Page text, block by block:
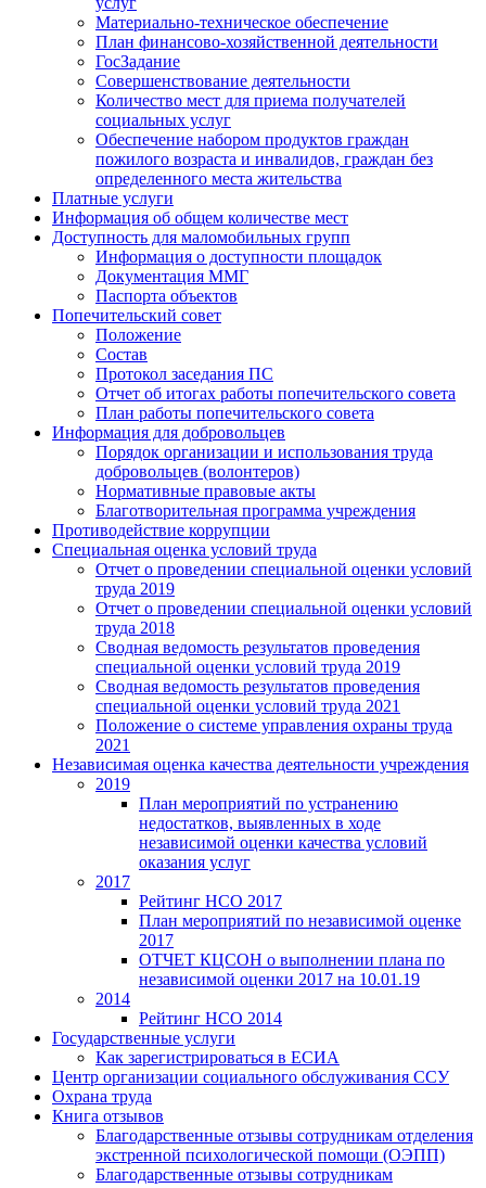
Материально-техническое обеспечение
План финансово-хозяйственной деятельности
ГосЗадание
Совершенствование деятельности
Количество мест для приема получателей
социальных услуг
Обеспечение набором продуктов граждан
пожилого возраста и инвалидов, граждан без
определенного места жительства
Платные услуги
Информация об общем количестве мест
Доступность для маломобильных групп
Информация о доступности площадок
Документация ММГ
Паспорта объектов
Попечительский совет
Положение
Состав
Протокол заседания ПС
Отчет об итогах работы попечительского совета
План работы попечительского совета
Информация для добровольцев
Порядок организации и использования труда
добровольцев (волонтеров)
Нормативные правовые акты
Благотворительная программа учреждения
Противодействие коррупции
Специальная оценка условий труда
Отчет о проведении специальной оценки условий
труда 2019
Отчет о проведении специальной оценки условий
труда 2018
Сводная ведомость результатов проведения
специальной оценки условий труда 2019
Сводная ведомость результатов проведения
специальной оценки условий труда 2021
Положение о системе управления охраны труда
2021
Независимая оценка качества деятельности учреждения
2019
План мероприятий по устранению
недостатков, выявленных в ходе
независимой оценки качества условий
оказания услуг
2017
Рейтинг НСО 2017
План мероприятий по независимой оценке
2017
ОТЧЕТ КЦСОН о выполнении плана по
независимой оценки 2017 на 10.01.19
2014
Рейтинг НСО 2014
Государственные услуги
Как зарегистрироваться в ЕСИА
Центр организации социального обслуживания ССУ
Охрана труда
Книга отзывов
Благодарственные отзывы сотрудникам отделения
экстренной психологической помощи (ОЭПП)
Благодарственные отзывы сотрудникам